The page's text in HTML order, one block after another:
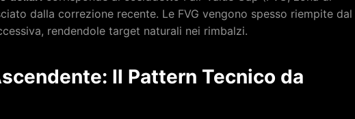
dalla correzione recente. Le FVG vengono spesso riempite dal
rendendole target naturali nei rimbalzi.
Il Pattern Tecnico da